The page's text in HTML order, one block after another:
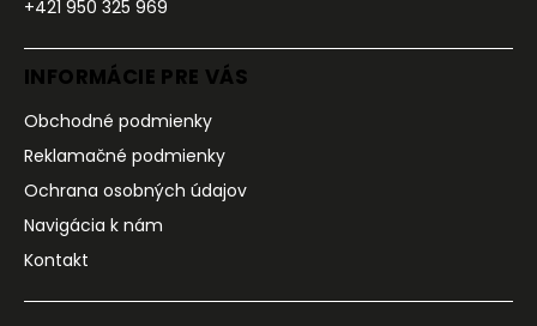
+421 950 325 969
INFORMÁCIE PRE VÁS
Obchodné podmienky
Reklamačné podmienky
Ochrana osobných údajov
Navigácia k nám
Kontakt